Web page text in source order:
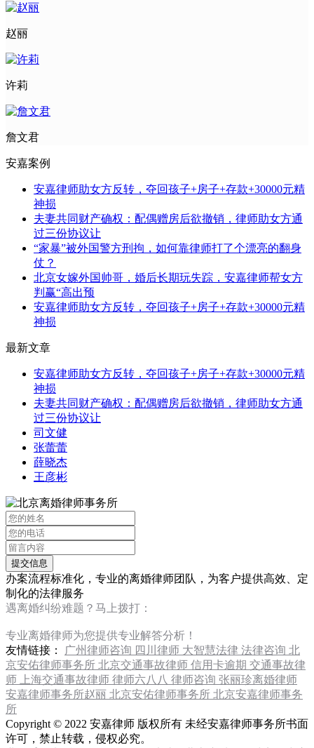
赵丽
许莉
詹文君
安嘉案例
安嘉律师助女方反转，夺回孩子+房子+存款+30000元精
神损
夫妻共同财产确权：配偶赠房后欲撤销，律师助女方通
过三份协议让
“家暴”被外国警方刑拘，如何靠律师打了个漂亮的翻身
仗？
北京女嫁外国帅哥，婚后长期玩失踪，安嘉律师帮女方
判赢“高出预
安嘉律师助女方反转，夺回孩子+房子+存款+30000元精
神损
最新文章
安嘉律师助女方反转，夺回孩子+房子+存款+30000元精
神损
夫妻共同财产确权：配偶赠房后欲撤销，律师助女方通
过三份协议让
司文健
张蕾蕾
薛晓杰
王彦彬
办案流程标准化，专业的离婚律师团队，为客户提供高效、定
制化的法律服务
遇离婚纠纷难题？马上拨打：
专业离婚律师为您提供专业解答分析！
友情链接： 广州律师咨询 四川律师 大智慧法律 法律咨询 北
京安佑律师事务所 北京交通事故律师 信用卡逾期 交通事故律
师 上海交通事故律师 律师六八八 律师咨询 张丽珍离婚律师
安嘉律师事务所赵丽 北京安佑律师事务所 北京安嘉律师事务
所
Copyright © 2022 安嘉律师 版权所有 未经安嘉律师事务所书面
许可，禁止转载，侵权必究。